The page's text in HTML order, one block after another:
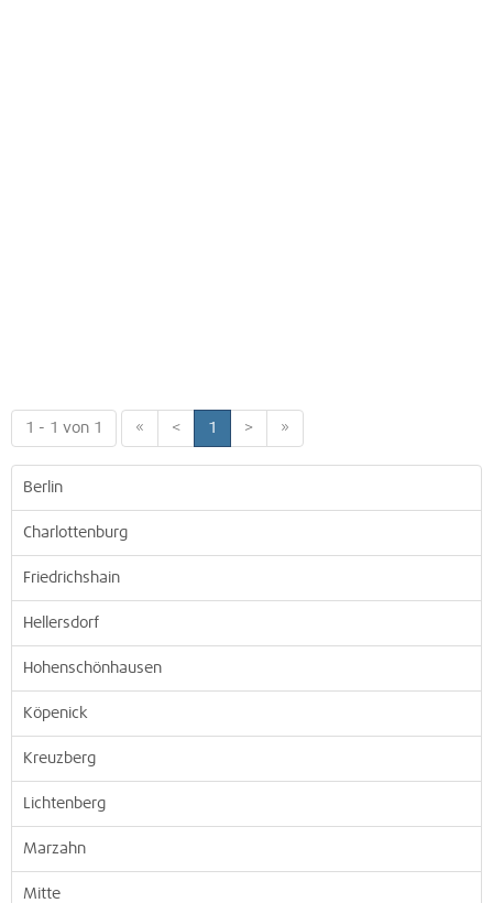
1 - 1 von 1 « < 1 > »
Berlin
Charlottenburg
Friedrichshain
Hellersdorf
Hohenschönhausen
Köpenick
Kreuzberg
Lichtenberg
Marzahn
Mitte